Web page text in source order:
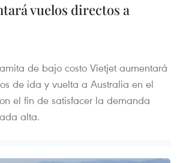
vuelos directos a
de bajo costo Vietjet aumentará
de ida y vuelta a Australia en el
el fin de satisfacer la demanda
alta.